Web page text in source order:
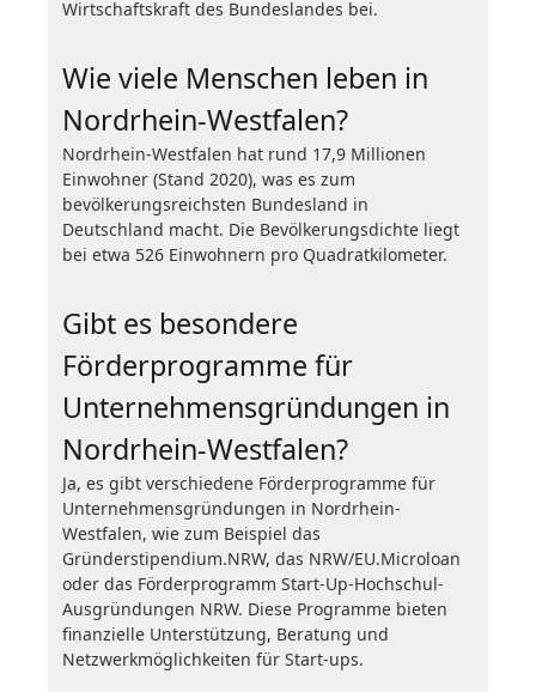
Wirtschaftskraft des Bundeslandes bei.
Wie viele Menschen leben in
Nordrhein-Westfalen?
Nordrhein-Westfalen hat rund 17,9 Millionen
Einwohner (Stand 2020), was es zum
bevölkerungsreichsten Bundesland in
Deutschland macht. Die Bevölkerungsdichte liegt
bei etwa 526 Einwohnern pro Quadratkilometer.
Gibt es besondere
Förderprogramme für
Unternehmensgründungen in
Nordrhein-Westfalen?
Ja, es gibt verschiedene Förderprogramme für
Unternehmensgründungen in Nordrhein-
Westfalen, wie zum Beispiel das
Gründerstipendium.NRW, das NRW/EU.Microloan
oder das Förderprogramm Start-Up-Hochschul-
Ausgründungen NRW. Diese Programme bieten
finanzielle Unterstützung, Beratung und
Netzwerkmöglichkeiten für Start-ups.